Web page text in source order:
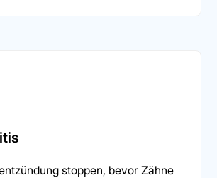
stoppen, bevor Zähne